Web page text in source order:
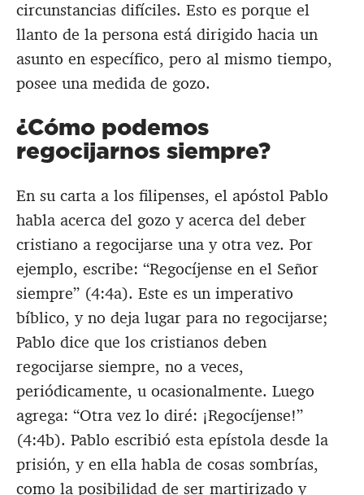
circunstancias difíciles. Esto es porque el
llanto de la persona está dirigido hacia un
asunto en específico, pero al mismo tiempo,
posee una medida de gozo.
¿Cómo podemos
regocijarnos siempre?
En su carta a los filipenses, el apóstol Pablo
habla acerca del gozo y acerca del deber
cristiano a regocijarse una y otra vez. Por
ejemplo, escribe: “Regocíjense en el Señor
siempre” (4:4a). Este es un imperativo
bíblico, y no deja lugar para no regocijarse;
Pablo dice que los cristianos deben
regocijarse siempre, no a veces,
periódicamente, u ocasionalmente. Luego
agrega: “Otra vez lo diré: ¡Regocíjense!”
(4:4b). Pablo escribió esta epístola desde la
prisión, y en ella habla de cosas sombrías,
como la posibilidad de ser martirizado y